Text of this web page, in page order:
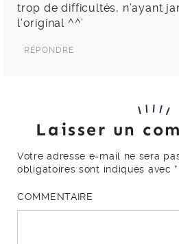
trop de difficultés, n’ayant
l’original ^^’
RÉPONDRE
Laisser un
Votre adresse e-mail ne sera
obligatoires sont indiqués avec *
COMMENTAIRE